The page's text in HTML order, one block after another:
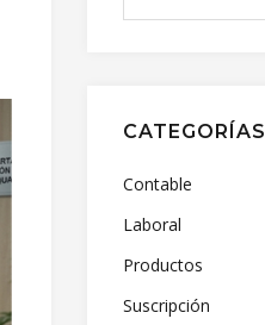
CATEGORÍAS
Contable
Laboral
Productos
Suscripción